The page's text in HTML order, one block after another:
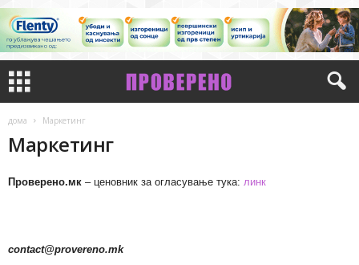
дома Маркетинг
Маркетинг
Проверено.мк – ценовник за огласување тука: линк
contact@provereno.mk